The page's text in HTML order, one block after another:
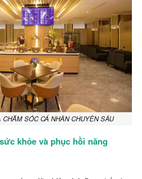
SÓC CÁ NHÂN CHUYÊN SÂU
khỏe và phục hồi năng